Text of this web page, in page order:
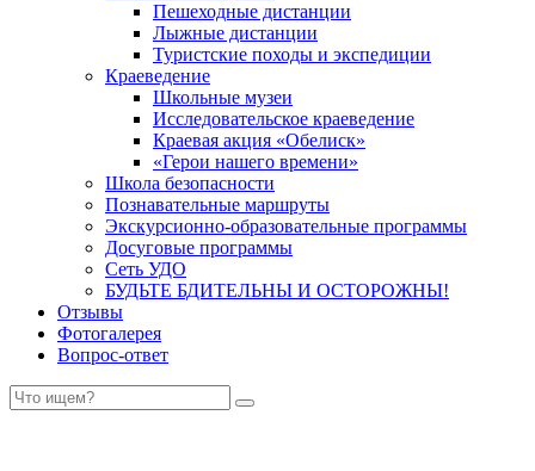
Пешеходные дистанции
Лыжные дистанции
Туристские походы и экспедиции
Краеведение
Школьные музеи
Исследовательское краеведение
Краевая акция «Обелиск»
«Герои нашего времени»
Школа безопасности
Познавательные маршруты
Экскурсионно-образовательные программы
Досуговые программы
Сеть УДО
БУДЬТЕ БДИТЕЛЬНЫ И ОСТОРОЖНЫ!
Отзывы
Фотогалерея
Вопрос-ответ